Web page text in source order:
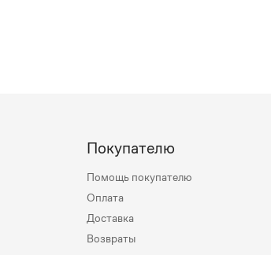
Покупателю
Помощь покупателю
Оплата
Доставка
Возвраты